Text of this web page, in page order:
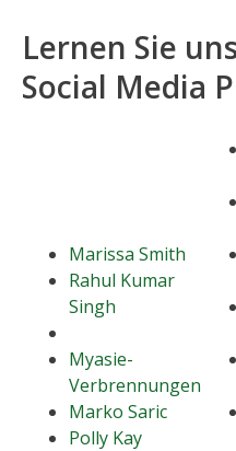
Lernen Sie
Social Media
Marissa Smith
Rahul Kumar
Singh
Myasie-
Verbrennungen
Marko Saric
Polly Kay